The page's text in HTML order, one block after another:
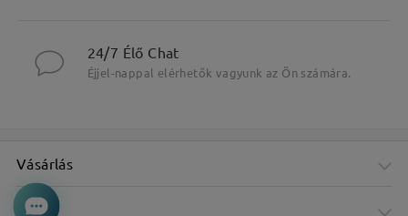
24/7 Élő Chat
Éjjel-nappal elérhetők vagyunk az Ön számára.
Vásárlás
Cég